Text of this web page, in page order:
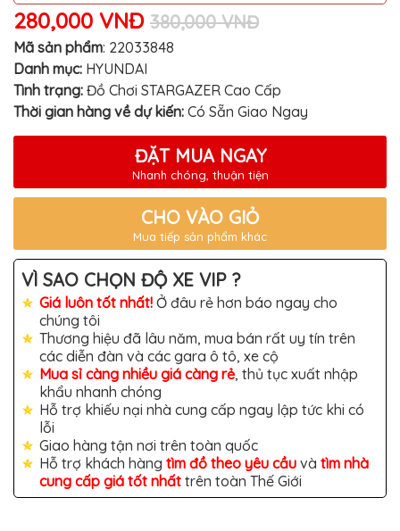
VOLVO
SUZUKI
PORSCHE
LEXUS
MG
MINI
VINFAST
ĐỒ
CHƠI
TÔ
ĐỒ
CHƠI
XE
HƠI
MỚI
NHẤT
ĐỒ
CHƠI
XE
280,000 VNĐ 380,000 VNĐ
Mã sản phẩm: 22033848
Danh mục: HYUNDAI
Tình trạng: Đồ Chơi STARGAZER Cao Cấp
Thời gian hàng về dự kiến: Có Sẵn Giao Ngay
ĐẶT MUA NGAY
Nhanh chóng, thuận tiện
CHO VÀO GIỎ
Mua tiếp sản phẩm khác
VÌ SAO CHỌN ĐỘ XE VIP ?
Giá luôn tốt nhất! Ở đâu rẻ hơn báo ngay cho
chúng tôi
Thương hiệu đã lâu năm, mua bán rất uy tín trên
các diễn đàn và các gara ô tô, xe cộ
Mua sỉ càng nhiều giá càng rẻ, thủ tục xuất nhập
khẩu nhanh chóng
Hỗ trợ khiếu nại nhà cung cấp ngay lập tức khi có
lỗi
Giao hàng tận nơi trên toàn quốc
Hỗ trợ khách hàng tìm đồ theo yêu cầu và tìm nhà
cung cấp giá tốt nhất trên toàn Thế Giới